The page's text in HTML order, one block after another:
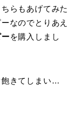
らもあげてみた
なのでとりあえ
を購入しまし
きてしまい…